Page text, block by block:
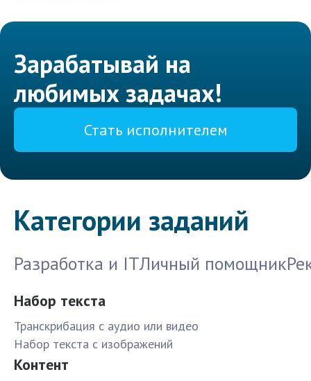
Зарабатывай на
любимых задачах!
Стать исполнителем
Категории заданий
Разработка и ITЛичный помощник
Набор текста
Транскрибация с аудио или видео
Набор текста с изображений
Контент